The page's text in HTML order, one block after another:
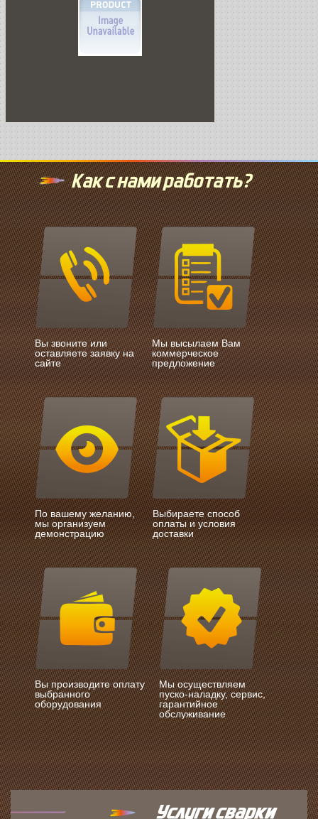
Как с нами работать?
Вы звоните или
оставляете заявку на
сайте
Мы высылаем Вам
коммерческое
предложение
По вашему желанию,
мы организуем
демонстрацию
Выбираете способ
оплаты и условия
доставки
Вы производите оплату
выбранного
оборудования
Мы осуществляем
пуско-наладку, сервис,
гарантийное
обслуживание